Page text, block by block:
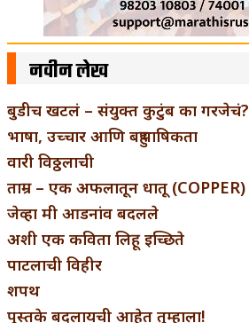
नवीन लेख
बुडीच खटलं – संयुक्त कुटुंब का गरजेचं?
भाषा, उच्चार आणि बहुभाषिकता
वारी विठ्ठलाची
ताम्र – एक अफलातून धातू (COPPER)
जेव्हा मी आडनांव बदलले
अशी एक कविता लिहू इच्छिते
पाटलाची विहीर
शपथ
पुस्तके बदलायची आहेत तुम्हाला!